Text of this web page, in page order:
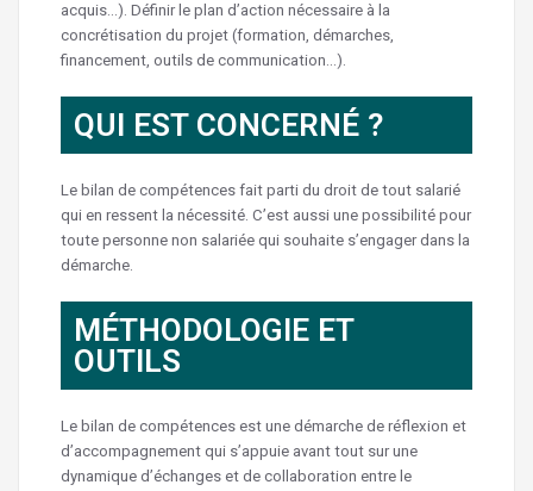
acquis…). Définir le plan d’action nécessaire à la
concrétisation du projet (formation, démarches,
financement, outils de communication…).
QUI EST CONCERNÉ ?
Le bilan de compétences fait parti du droit de tout salarié
qui en ressent la nécessité. C’est aussi une possibilité pour
toute personne non salariée qui souhaite s’engager dans la
démarche.
MÉTHODOLOGIE ET
OUTILS
Le bilan de compétences est une démarche de réflexion et
d’accompagnement qui s’appuie avant tout sur une
dynamique d’échanges et de collaboration entre le